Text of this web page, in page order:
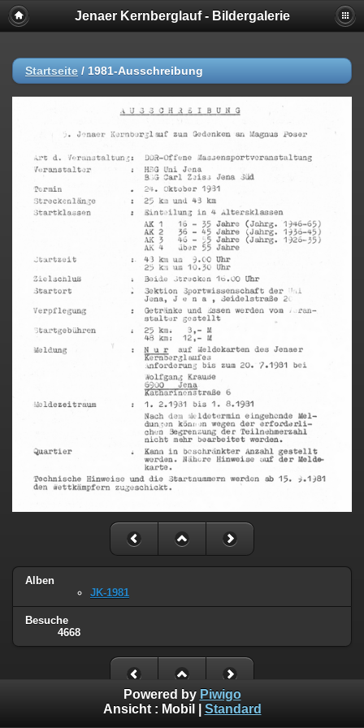
Jenaer Kernberglauf - Bildergalerie
Startseite / 1981-Ausschreibung
Alben
JK-1981
Besuche
4668
Powered by Piwigo
Ansicht : Mobil Standard